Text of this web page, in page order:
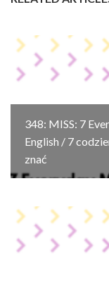
348: MISS: 7
English / 7
znać